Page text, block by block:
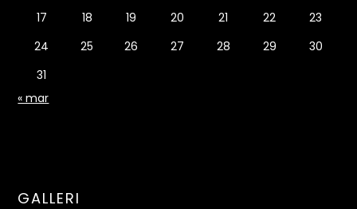
17
18 19 20 21 22
23
24
25 26 27 28 29
30
31
« mar
GALLERI